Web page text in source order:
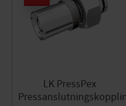
LK PressPex